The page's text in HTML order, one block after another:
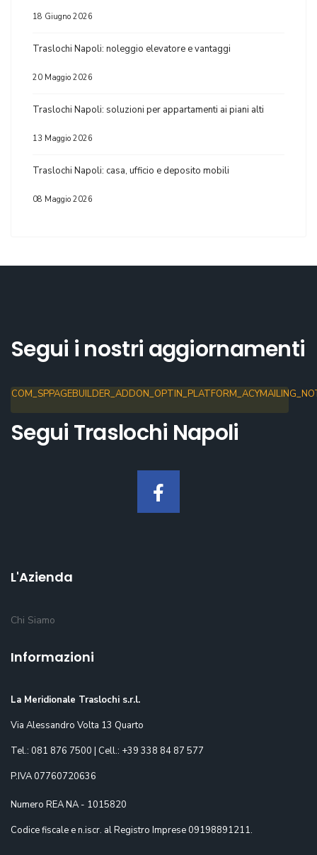
18 Giugno 2026
Traslochi Napoli: noleggio elevatore e vantaggi
20 Maggio 2026
Traslochi Napoli: soluzioni per appartamenti ai piani alti
13 Maggio 2026
Traslochi Napoli: casa, ufficio e deposito mobili
08 Maggio 2026
Segui i nostri aggiornamenti
Segui Traslochi Napoli
L'Azienda
Chi Siamo
Informazioni
La Meridionale Traslochi s.r.l.
Via Alessandro Volta 13 Quarto
Tel.: 081 876 7500 | Cell.: +39 338 84 87 577
P.IVA 07760720636
Numero REA NA - 1015820
Codice fiscale e n.iscr. al Registro Imprese 09198891211.